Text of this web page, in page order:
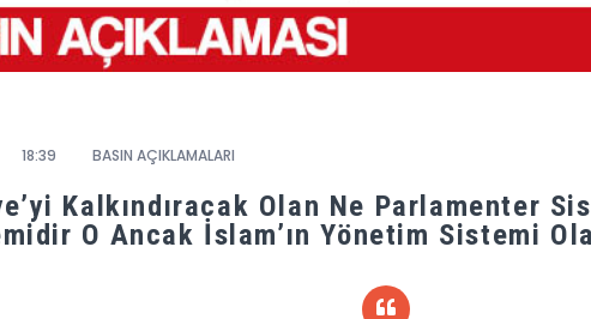
18:39 BASIN AÇIKLAMALARI
Kalkındıracak Olan Ne Parlamenter
O Ancak İslam’ın Yönetim Sistemi